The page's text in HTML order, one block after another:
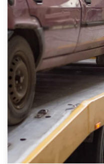
direct een
aanvragen? Dat kan via
kenteken in en druk op
Wij kunnen u helpen
eigenlijk alle merken,
Chevrolet, Citroën,
Kia, Mazda, Mercedes
Peugeot, Porsche,
Toyota, Volkswagen en